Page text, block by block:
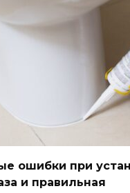
ошибки при
и правильная